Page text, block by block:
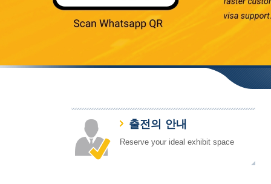
출전의 안내
Reserve your ideal exhibit space